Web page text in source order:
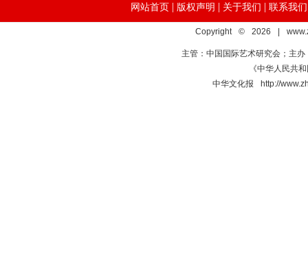
网站首页 | 版权声明 | 关于我们 | 联系我们
Copyright © 2026 |
主管：中国国际艺术研究会；主
《中华人民共
中华文化报 http://